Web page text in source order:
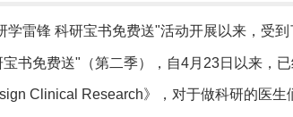
学雷锋 科研宝书免费送"活动开展以来，受
书免费送"（第二季），自4月23日以来，已
Clinical Research》，对于做科研的医生